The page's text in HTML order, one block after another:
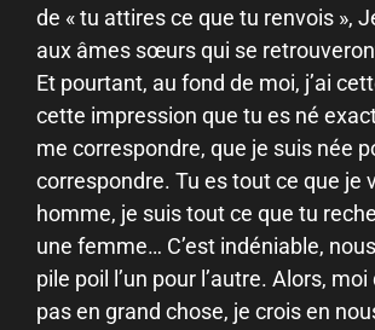
de « tu attires ce que tu renvois »,
aux âmes sœurs qui se
Et pourtant, au fond de moi, j’ai
cette impression que tu es né
me correspondre, que je suis née
correspondre. Tu es tout ce que je
homme, je suis tout ce que tu
une femme… C’est indéniable,
pile poil l’un pour l’autre. Alors,
pas en grand chose, je crois en